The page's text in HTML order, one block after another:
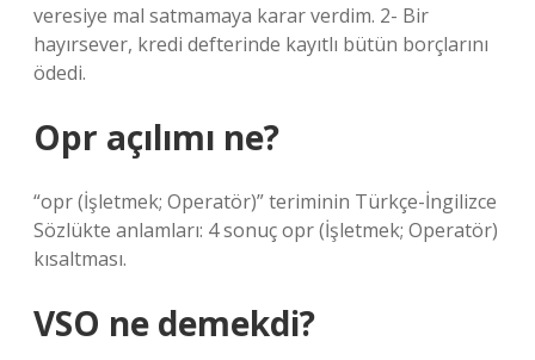
veresiye mal satmamaya karar verdim. 2- Bir
hayırsever, kredi defterinde kayıtlı bütün borçlarını
ödedi.
Opr açılımı ne?
“opr (İşletmek; Operatör)” teriminin Türkçe-İngilizce
Sözlükte anlamları: 4 sonuç opr (İşletmek; Operatör)
kısaltması.
VSO ne demekdi?